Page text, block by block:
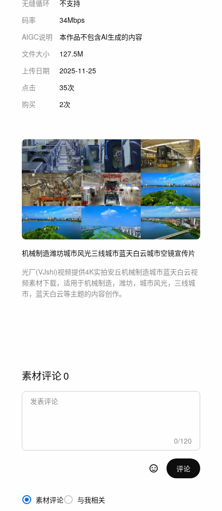
无缝循环
不支持
码率
34Mbps
AIGC说明
本作品不包含AI生成的内容
文件大小
127.5M
上传日期
2025-11-25
点击
35次
购买
2次
机械制造潍坊城市风光三线城市蓝天白云城市空镜宣传片
光厂(VJshi)视频提供4K实拍安丘机械制造城市蓝天白云视
频素材下载，适用于机械制造，潍坊，城市风光，三线城
市，蓝天白云等主题的内容创作。
素材评论0
0/120
评论
素材评论 与我相关